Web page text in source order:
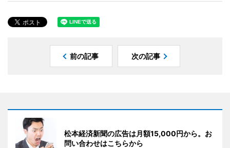
前の記事 次の記事
松本経済新聞の広告は月額15,000円から。お
問い合わせはこちらから